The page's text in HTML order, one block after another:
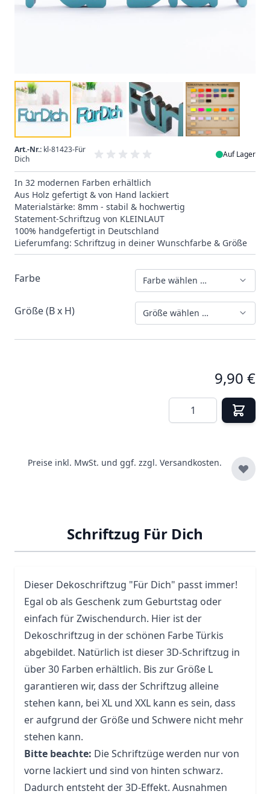
Art.-Nr.: kl-81423-Für
Dich
Auf Lager
In 32 modernen Farben erhältlich
Aus Holz gefertigt & von Hand lackiert
Materialstärke: 8mm - stabil & hochwertig
Statement-Schriftzug von KLEINLAUT
100% handgefertigt in Deutschland
Lieferumfang: Schriftzug in deiner Wunschfarbe & Größe
Farbe Farbe wählen …
Größe (B x H) Größe wählen …
9,90 €
Menge
Preise inkl. MwSt. und ggf. zzgl. Versandkosten.
Schriftzug Für Dich
Dieser Dekoschriftzug "Für Dich" passt immer!
Egal ob als Geschenk zum Geburtstag oder
einfach für Zwischendurch. Hier ist der
Dekoschriftzug in der schönen Farbe Türkis
abgebildet. Natürlich ist dieser 3D-Schriftzug in
über 30 Farben erhältlich. Bis zur Größe L
garantieren wir, dass der Schriftzug alleine
stehen kann, bei XL und XXL kann es sein, dass
er aufgrund der Größe und Schwere nicht mehr
stehen kann.
Bitte beachte: Die Schriftzüge werden nur von
vorne lackiert und sind von hinten schwarz.
Dadurch entsteht der 3D-Effekt. Ausnahmen